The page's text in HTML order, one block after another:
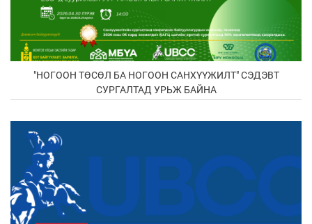
"НОГООН ТӨСӨЛ БА НОГООН САНХҮҮЖИЛТ" СЭДЭВТ
СУРГАЛТАД УРЬЖ БАЙНА